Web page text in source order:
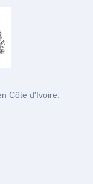
Côte d'Ivoire.